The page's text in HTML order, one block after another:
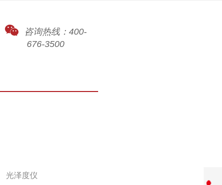
咨询热线：400-
676-3500
光泽度仪